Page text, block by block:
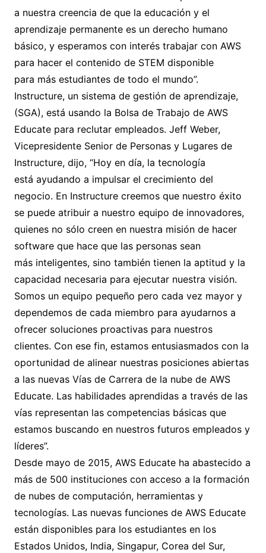
a nuestra creencia de que la educación y el
aprendizaje permanente es un derecho humano
básico, y esperamos con interés trabajar con AWS
para hacer el contenido de STEM disponible
para más estudiantes de todo el mundo”.
Instructure, un sistema de gestión de aprendizaje,
(SGA), está usando la Bolsa de Trabajo de AWS
Educate para reclutar empleados. Jeff Weber,
Vicepresidente Senior de Personas y Lugares de
Instructure, dijo, “Hoy en día, la tecnología
está ayudando a impulsar el crecimiento del
negocio. En Instructure creemos que nuestro éxito
se puede atribuir a nuestro equipo de innovadores,
quienes no sólo creen en nuestra misión de hacer
software que hace que las personas sean
más inteligentes, sino también tienen la aptitud y la
capacidad necesaria para ejecutar nuestra visión.
Somos un equipo pequeño pero cada vez mayor y
dependemos de cada miembro para ayudarnos a
ofrecer soluciones proactivas para nuestros
clientes. Con ese fin, estamos entusiasmados con la
oportunidad de alinear nuestras posiciones abiertas
a las nuevas Vías de Carrera de la nube de AWS
Educate. Las habilidades aprendidas a través de las
vías representan las competencias básicas que
estamos buscando en nuestros futuros empleados y
líderes”.
Desde mayo de 2015, AWS Educate ha abastecido a
más de 500 instituciones con acceso a la formación
de nubes de computación, herramientas y
tecnologías. Las nuevas funciones de AWS Educate
están disponibles para los estudiantes en los
Estados Unidos, India, Singapur, Corea del Sur,